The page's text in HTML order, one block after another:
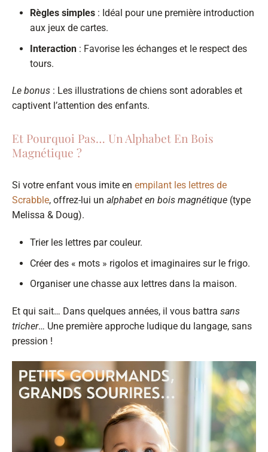
Règles simples : Idéal pour une première introduction
aux jeux de cartes.
Interaction : Favorise les échanges et le respect des
tours.
Le bonus : Les illustrations de chiens sont adorables et
captivent l’attention des enfants.
Et Pourquoi Pas… Un Alphabet En Bois
Magnétique ?
Si votre enfant vous imite en empilant les lettres de
Scrabble, offrez-lui un alphabet en bois magnétique (type
Melissa & Doug).
Trier les lettres par couleur.
Créer des « mots » rigolos et imaginaires sur le frigo.
Organiser une chasse aux lettres dans la maison.
Et qui sait… Dans quelques années, il vous battra sans
tricher… Une première approche ludique du langage, sans
pression !